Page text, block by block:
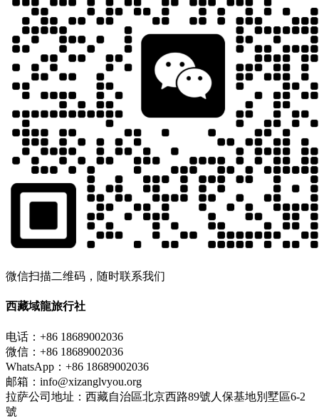
微信扫描二维码，随时联系我们
西藏域龍旅行社
电话：+86 18689002036
微信：+86 18689002036
WhatsApp：+86 18689002036
邮箱：info@xizanglvyou.org
拉萨公司地址：西藏自治區北京西路89號人保基地別墅區6-2
號